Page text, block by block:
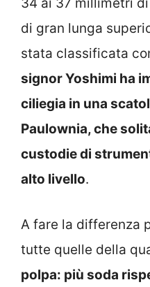
34 ai 37 millimetri
di gran lunga
stata classificata
signor Yoshimi ha
ciliegia in una
Paulownia, che
custodie di
alto livello.
A fare la differenza
tutte quelle della
polpa: più soda